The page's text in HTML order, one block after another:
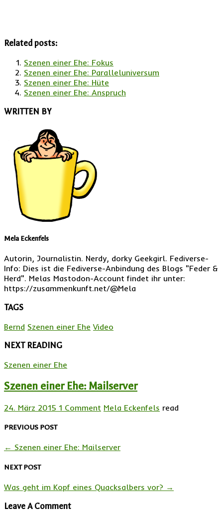
Related posts:
Szenen einer Ehe: Fokus
Szenen einer Ehe: Paralleluniversum
Szenen einer Ehe: Hüte
Szenen einer Ehe: Anspruch
WRITTEN BY
Mela Eckenfels
Autorin, Journalistin. Nerdy, dorky Geekgirl. Fediverse-
Info: Dies ist die Fediverse-Anbindung des Blogs "Feder &
Herd". Melas Mastodon-Account findet ihr unter:
https://zusammenkunft.net/@Mela
TAGS
Bernd Szenen einer Ehe Video
NEXT READING
Szenen einer Ehe
Szenen einer Ehe: Mailserver
24. März 2015 1 Comment Mela Eckenfels read
PREVIOUS POST
← Szenen einer Ehe: Mailserver
NEXT POST
Was geht im Kopf eines Quacksalbers vor? →
Leave A Comment